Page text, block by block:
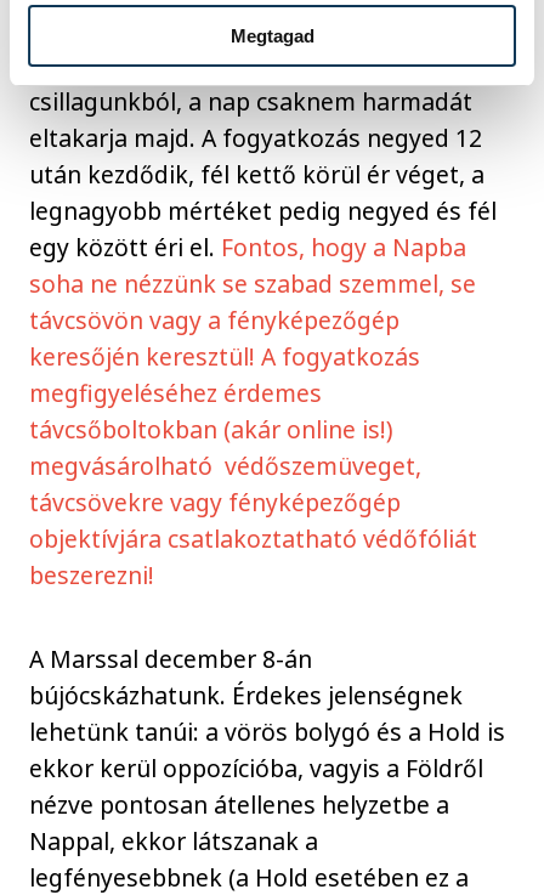
Megtagad
a tavalyi satnya kis fogyatkozásnál
jóval nagyobb darabot harap majd ki
csillagunkból, a nap csaknem harmadát
eltakarja majd. A fogyatkozás negyed 12
után kezdődik, fél kettő körül ér véget, a
legnagyobb mértéket pedig negyed és fél
egy között éri el. Fontos, hogy a Napba
soha ne nézzünk se szabad szemmel, se
távcsövön vagy a fényképezőgép
keresőjén keresztül! A fogyatkozás
megfigyeléséhez érdemes
távcsőboltokban (akár online is!)
megvásárolható védőszemüveget,
távcsövekre vagy fényképezőgép
objektívjára csatlakoztatható védőfóliát
beszerezni!
A Marssal december 8-án
bújócskázhatunk. Érdekes jelenségnek
lehetünk tanúi: a vörös bolygó és a Hold is
ekkor kerül oppozícióba, vagyis a Földről
nézve pontosan átellenes helyzetbe a
Nappal, ekkor látszanak a
legfényesebbnek (a Hold esetében ez a